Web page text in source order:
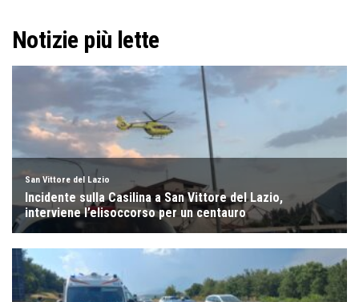
Notizie più lette